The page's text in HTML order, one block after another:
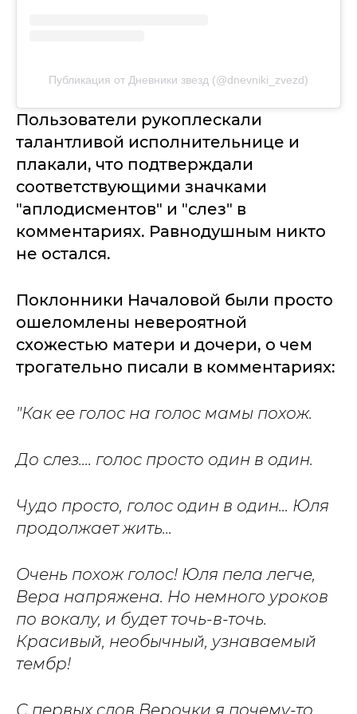
Публикация от Дневники звезд (@dnevniki_zvezd)
Пользователи рукоплескали
талантливой исполнительнице и
плакали, что подтверждали
соответствующими значками
"аплодисментов" и "слез" в
комментариях. Равнодушным никто
не остался.
Поклонники Началовой были просто
ошеломлены невероятной
схожестью матери и дочери, о чем
трогательно писали в комментариях:
"Как ее голос на голос мамы похож.
До слез.... голос просто один в один.
Чудо просто, голос один в один... Юля
продолжает жить...
Очень похож голос! Юля пела легче,
Вера напряжена. Но немного уроков
по вокалу, и будет точь-в-точь.
Красивый, необычный, узнаваемый
тембр!
С первых слов Верочки я почему-то